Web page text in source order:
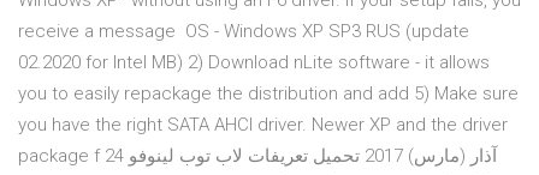
receive a message OS - Windows XP SP3 RUS (update
02.2020 for Intel MB) 2) Download nLite software - it allows
you to easily repackage the distribution and add 5) Make sure
you have the right SATA AHCI driver. Newer XP and the driver
package f 24 آذار (مارس) 2017 تحميل تعريفات لاب توب لينوفو